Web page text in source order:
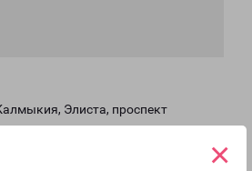
×
Элиста, проспект